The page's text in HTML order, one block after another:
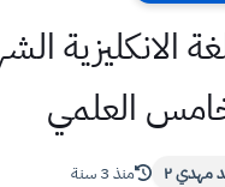
الانكليزية
العلمي
مهدي ٢ منذ 3 سنة